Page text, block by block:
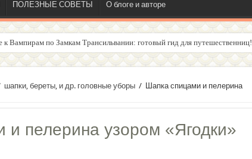
ПОЛЕЗНЫЕ СОВЕТЫ О блоге и авторе
к Вампирам по Замкам Трансильвании: готовый гид для путешественниц!
голос
шапки, береты, и др. головные уборы / Шапка спицами и пелерина
и пелерина узором «Ягодки»